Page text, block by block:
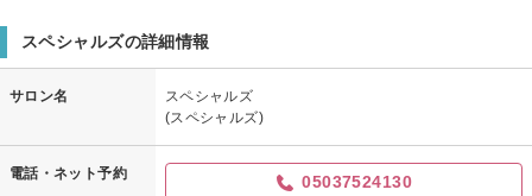
スペシャルズの詳細情報
サロン名
スペシャルズ
(スペシャルズ)
電話・ネット予約 05037524130